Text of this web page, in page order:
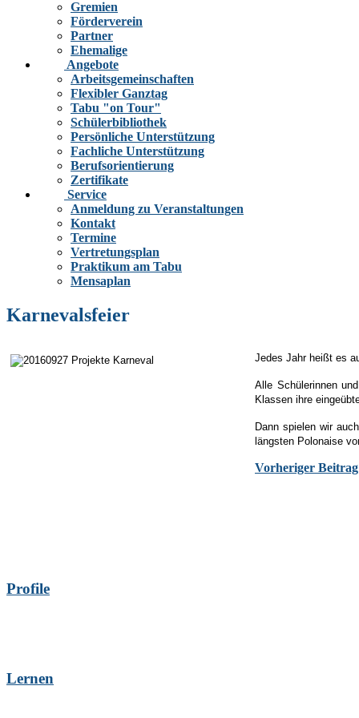
Gremien
Förderverein
Partner
Ehemalige
Angebote
Arbeitsgemeinschaften
Flexibler Ganztag
Tabu "on Tour"
Schülerbibliothek
Persönliche Unterstützung
Fachliche Unterstützung
Berufsorientierung
Zertifikate
Service
Anmeldung zu Veranstaltungen
Kontakt
Termine
Vertretungsplan
Praktikum am Tabu
Mensaplan
Karnevalsfeier
Jedes Jahr heißt es
Alle Schülerinnen
Klassen ihre
Dann spielen wir
längsten Polonaise
Vorheriger
Profile
Lernen